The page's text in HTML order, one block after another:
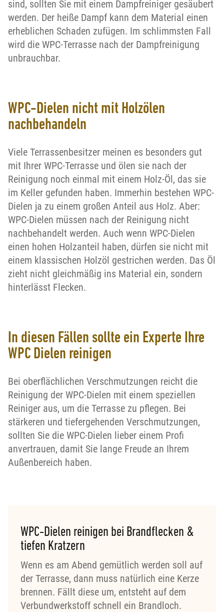
sind, sollten Sie mit einem Dampfreiniger gesäubert
werden. Der heiße Dampf kann dem Material einen
erheblichen Schaden zufügen. Im schlimmsten Fall
wird die WPC-Terrasse nach der Dampfreinigung
unbrauchbar.
WPC-Dielen nicht mit Holzölen
nachbehandeln
Viele Terrassenbesitzer meinen es besonders gut
mit Ihrer WPC-Terrasse und ölen sie nach der
Reinigung noch einmal mit einem Holz-Öl, das sie
im Keller gefunden haben. Immerhin bestehen WPC-
Dielen ja zu einem großen Anteil aus Holz. Aber:
WPC-Dielen müssen nach der Reinigung nicht
nachbehandelt werden. Auch wenn WPC-Dielen
einen hohen Holzanteil haben, dürfen sie nicht mit
einem klassischen Holzöl gestrichen werden. Das Öl
zieht nicht gleichmäßig ins Material ein, sondern
hinterlässt Flecken.
In diesen Fällen sollte ein Experte Ihre
WPC Dielen reinigen
Bei oberflächlichen Verschmutzungen reicht die
Reinigung der WPC-Dielen mit einem speziellen
Reiniger aus, um die Terrasse zu pflegen. Bei
stärkeren und tiefergehenden Verschmutzungen,
sollten Sie die WPC-Dielen lieber einem Profi
anvertrauen, damit Sie lange Freude an Ihrem
Außenbereich haben.
WPC-Dielen reinigen bei Brandflecken &
tiefen Kratzern
Wenn es am Abend gemütlich werden soll auf
der Terrasse, dann muss natürlich eine Kerze
brennen. Fällt diese um, entsteht auf dem
Verbundwerkstoff schnell ein Brandloch.